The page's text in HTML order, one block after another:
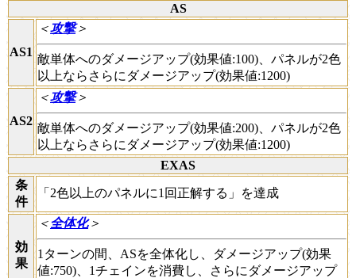
AS
AS1
＜攻撃＞
敵単体へのダメージアップ(効果値:100)、パネルが2色
以上ならさらにダメージアップ(効果値:1200)
AS2
＜攻撃＞
敵単体へのダメージアップ(効果値:200)、パネルが2色
以上ならさらにダメージアップ(効果値:1200)
EXAS
条
件
「2色以上のパネルに1回正解する」を達成
効
果
＜全体化＞
1ターンの間、ASを全体化し、ダメージアップ(効果
値:750)、1チェインを消費し、さらにダメージアップ